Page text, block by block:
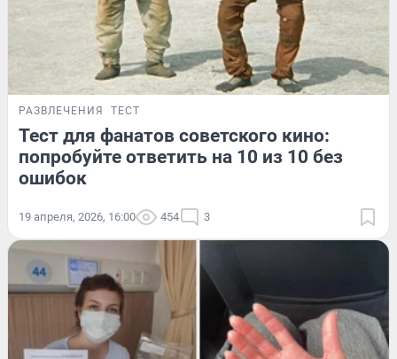
РАЗВЛЕЧЕНИЯ ТЕСТ
Тест для фанатов советского кино:
попробуйте ответить на 10 из 10 без
ошибок
19 апреля, 2026, 16:00 454 3